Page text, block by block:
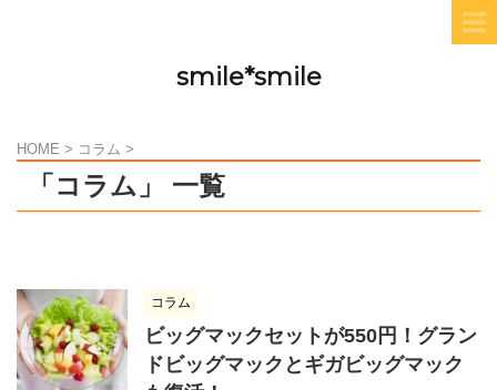
smile*smile
HOME > コラム >
「コラム」 一覧
コラム
ビッグマックセットが550円！グラン
ドビッグマックとギガビッグマック